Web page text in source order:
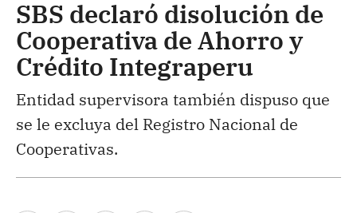
SBS declaró disolución de
Cooperativa de Ahorro y
Crédito Integraperu
Entidad supervisora también dispuso que
se le excluya del Registro Nacional de
Cooperativas.